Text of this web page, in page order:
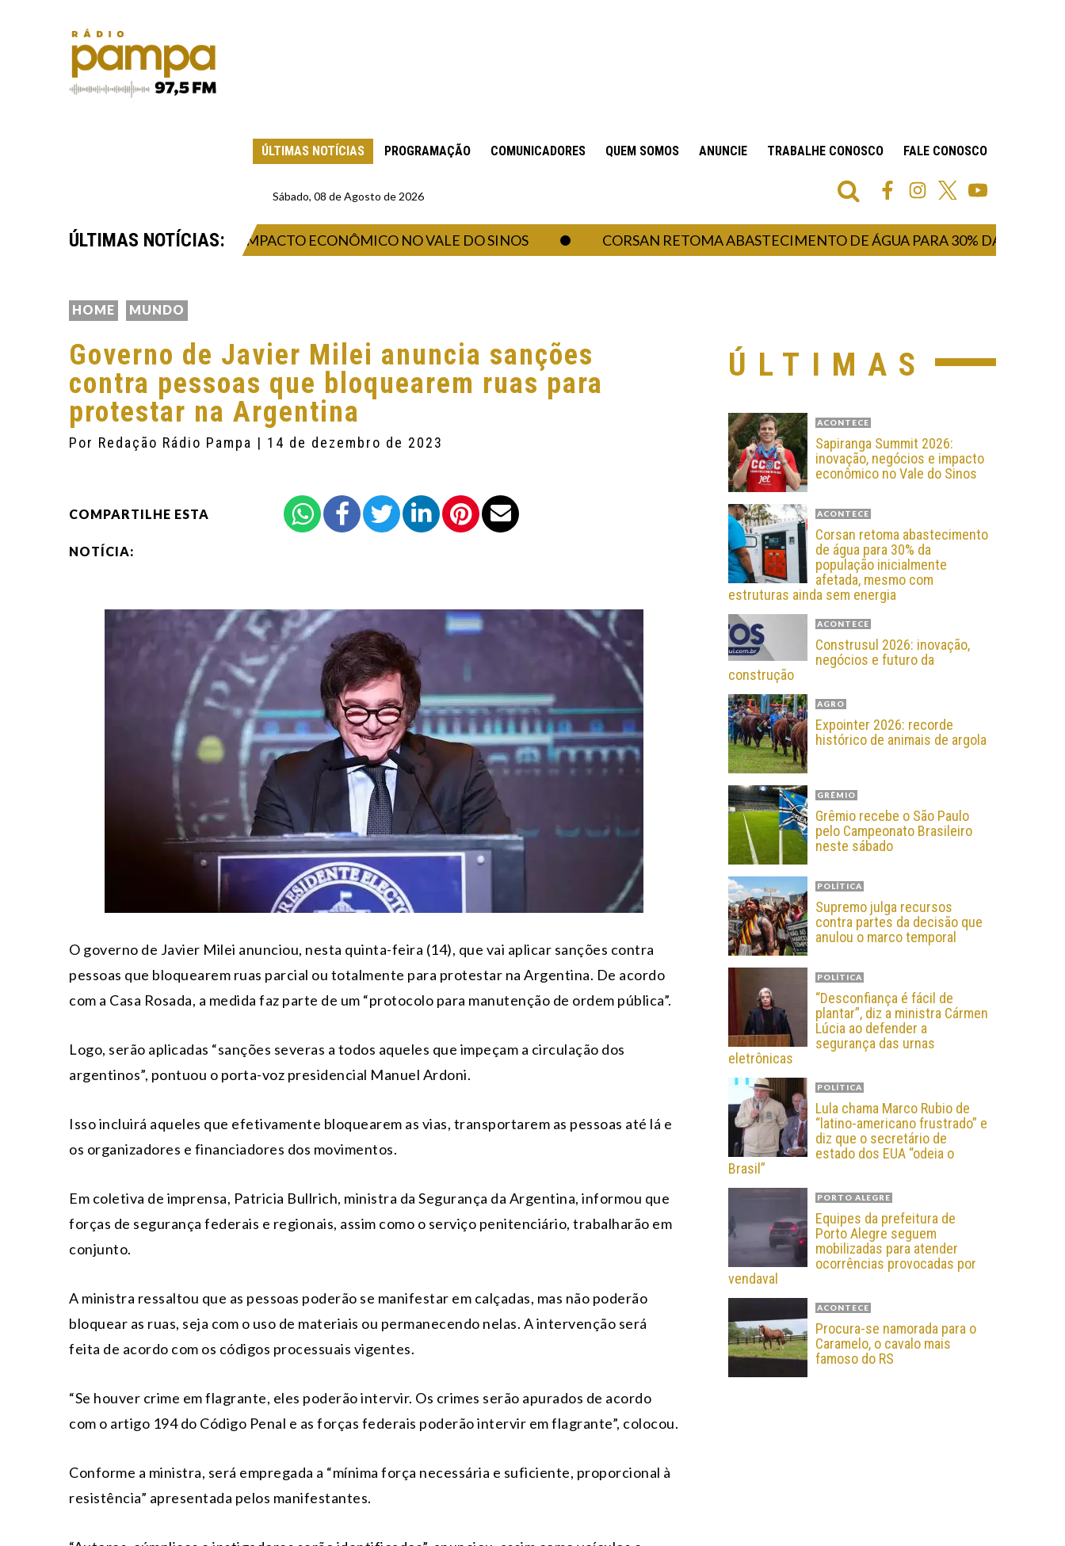
ÚLTIMAS NOTÍCIAS PROGRAMAÇÃO COMUNICADORES QUEM SOMOS ANUNCIE TRABALHE CONOSCO FALE CONOSCO
Sábado, 08 de Agosto de 2026
ÚLTIMAS NOTÍCIAS:
INOVAÇÃO, NEGÓCIOS E IMPACTO ECONÔMICO NO VALE DO SINOS CORSAN RETOMA ABASTECIMENTO DE ÁGUA PARA 30% DA
HOME MUNDO
Governo de Javier Milei anuncia sanções
contra pessoas que bloquearem ruas para
protestar na Argentina
Por Redação Rádio Pampa | 14 de dezembro de 2023
COMPARTILHE ESTA
NOTÍCIA:
O governo de Javier Milei anunciou, nesta quinta-feira (14), que vai aplicar sanções contra
pessoas que bloquearem ruas parcial ou totalmente para protestar na Argentina. De acordo
com a Casa Rosada, a medida faz parte de um “protocolo para manutenção de ordem pública”.
Logo, serão aplicadas “sanções severas a todos aqueles que impeçam a circulação dos
argentinos”, pontuou o porta-voz presidencial Manuel Ardoni.
Isso incluirá aqueles que efetivamente bloquearem as vias, transportarem as pessoas até lá e
os organizadores e financiadores dos movimentos.
Em coletiva de imprensa, Patricia Bullrich, ministra da Segurança da Argentina, informou que
forças de segurança federais e regionais, assim como o serviço penitenciário, trabalharão em
conjunto.
A ministra ressaltou que as pessoas poderão se manifestar em calçadas, mas não poderão
bloquear as ruas, seja com o uso de materiais ou permanecendo nelas. A intervenção será
feita de acordo com os códigos processuais vigentes.
“Se houver crime em flagrante, eles poderão intervir. Os crimes serão apurados de acordo
com o artigo 194 do Código Penal e as forças federais poderão intervir em flagrante”, colocou.
Conforme a ministra, será empregada a “mínima força necessária e suficiente, proporcional à
resistência” apresentada pelos manifestantes.
ÚLTIMAS
ACONTECE
Sapiranga Summit 2026:
inovação, negócios e impacto
econômico no Vale do Sinos
ACONTECE
Corsan retoma abastecimento
de água para 30% da
população inicialmente
afetada, mesmo com
estruturas ainda sem energia
ACONTECE
Construsul 2026: inovação,
negócios e futuro da
construção
AGRO
Expointer 2026: recorde
histórico de animais de argola
GRÊMIO
Grêmio recebe o São Paulo
pelo Campeonato Brasileiro
neste sábado
POLÍTICA
Supremo julga recursos
contra partes da decisão que
anulou o marco temporal
POLÍTICA
“Desconfiança é fácil de
plantar”, diz a ministra Cármen
Lúcia ao defender a
segurança das urnas
eletrônicas
POLÍTICA
Lula chama Marco Rubio de
“latino-americano frustrado” e
diz que o secretário de
estado dos EUA “odeia o
Brasil”
PORTO ALEGRE
Equipes da prefeitura de
Porto Alegre seguem
mobilizadas para atender
ocorrências provocadas por
vendaval
ACONTECE
Procura-se namorada para o
Caramelo, o cavalo mais
famoso do RS